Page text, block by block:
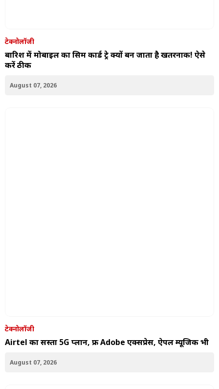
टेक्नोलॉजी
बारिश में मोबाइल का सिम कार्ड ट्रे क्यों बन जाता है खतरनाक! ऐसे
करें ठीक
August 07, 2026
टेक्नोलॉजी
Airtel का सस्ता 5G प्लान, फ्री Adobe एक्सप्रेस, ऐपल म्यूजिक भी
August 07, 2026